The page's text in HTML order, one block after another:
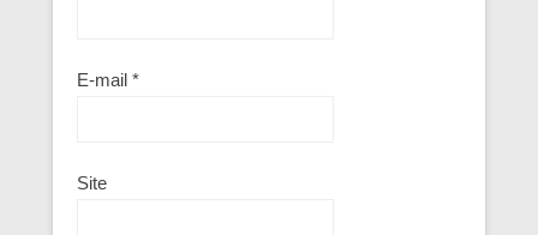
E-mail *
Site